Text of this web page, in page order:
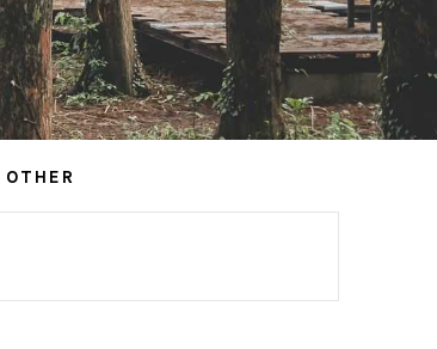
OTHER